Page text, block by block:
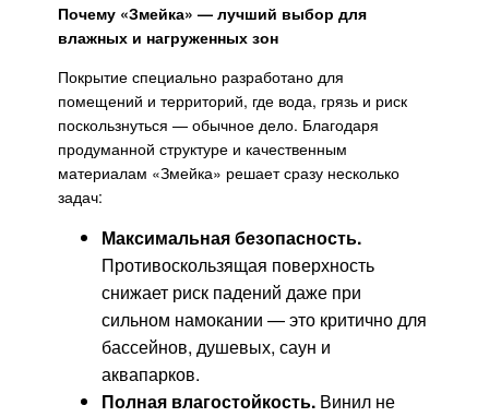
Почему «Змейка» — лучший выбор для
влажных и нагруженных зон
Покрытие специально разработано для
помещений и территорий, где вода, грязь и риск
поскользнуться — обычное дело. Благодаря
продуманной структуре и качественным
материалам «Змейка» решает сразу несколько
задач:
Максимальная безопасность.
Противоскользящая поверхность
снижает риск падений даже при
сильном намокании — это критично для
бассейнов, душевых, саун и
аквапарков.
Полная влагостойкость. Винил не